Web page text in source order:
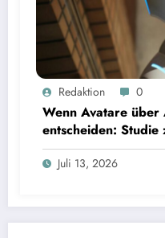
Wenn Avatare über Ablehnung
InterviewsRedaktion 0
Wenn Avatare über
entscheiden: Studie
Fairness bei KI-
Juli 13, 2026